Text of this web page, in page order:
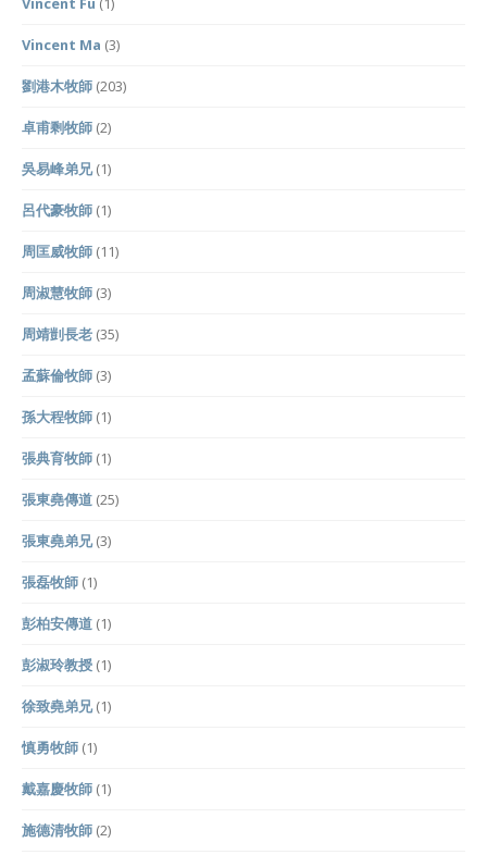
Vincent Ma (3)
劉港木牧師 (203)
卓甫剩牧師 (2)
吳易峰弟兄(1)
呂代豪牧師 (1)
周匡威牧師 (11)
周淑慧牧師 (3)
周靖剴長老 (35)
孟蘇倫牧師 (3)
孫大程牧師 (1)
張典育牧師 (1)
張東堯傳道 (25)
張東堯弟兄(3)
張磊牧師 (1)
彭柏安傳道 (1)
彭淑玲教授 (1)
徐致堯弟兄(1)
慎勇牧師 (1)
戴嘉慶牧師 (1)
施德清牧師 (2)